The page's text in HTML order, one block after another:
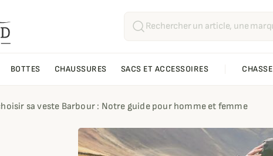
BOTTES CHAUSSURES SACS ET ACCESSOIRES CHASSE
sa veste Barbour : Notre guide pour homme et femme